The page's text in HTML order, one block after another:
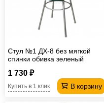
Стул №1 ДХ-8 без мягкой
спинки обивка зеленый
1 730 ₽
В корзину
Купить в 1 клик